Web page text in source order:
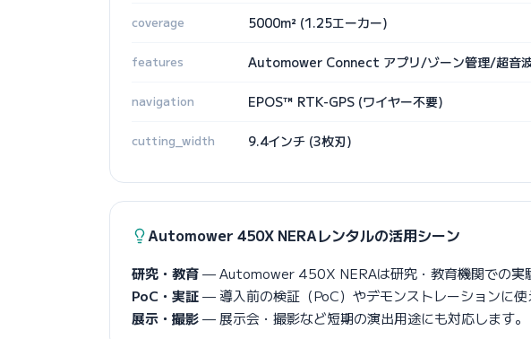
coverage 5000m² (1.25エーカー)
features Automower Connect アプリ/ゾーン管理/超音
navigation EPOS™ RTK-GPS (ワイヤー不要)
cutting_width 9.4インチ (3枚刃)
Automower 450X NERAレンタルの活用シーン
研究・教育— Automower 450X NERAは研究・教育機関での実
PoC・実証— 導入前の検証（PoC）やデモンストレーションに使
展示・撮影— 展示会・撮影など短期の演出用途にも対応します。